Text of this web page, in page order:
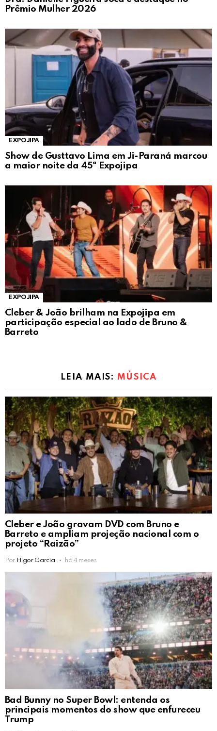
Prêmio Mulher 2026
EXPOJIPA
Show de Gusttavo Lima em Ji-Paraná marcou
a maior noite da 45ª Expojipa
EXPOJIPA
Cleber & João brilham na Expojipa em
participação especial ao lado de Bruno &
Barreto
LEIA MAIS: MÚSICA
Cleber e João gravam DVD com Bruno e
Barreto e ampliam projeção nacional com o
projeto “Raizão”
Por Higor Garcia há 4 meses
Bad Bunny no Super Bowl: entenda os
principais momentos do show que enfureceu
Trump